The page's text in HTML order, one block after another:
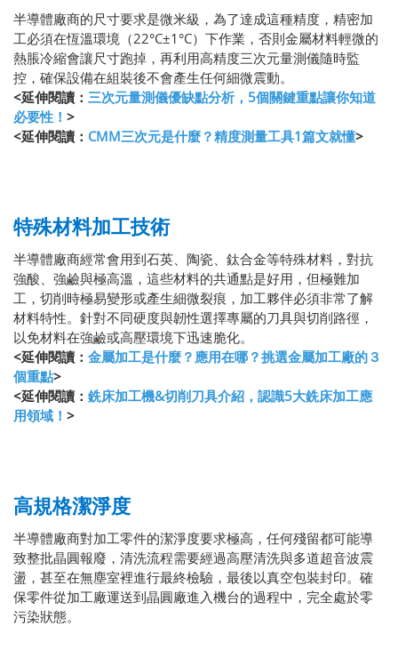
半導體廠商的尺寸要求是微米級，為了達成這種精度，精密加
工必須在恆溫環境（22°C±1°C）下作業，否則金屬材料輕微的
熱脹冷縮會讓尺寸跑掉，再利用高精度三次元量測儀隨時監
控，確保設備在組裝後不會產生任何細微震動。
<延伸閱讀： 三次元量測儀優缺點分析，5個關鍵重點讓你知道
必要性！ >
<延伸閱讀： CMM三次元是什麼？精度測量工具1篇文就懂>
特殊材料加工技術
半導體廠商經常會用到石英、陶瓷、鈦合金等特殊材料，對抗
強酸、強鹼與極高溫，這些材料的共通點是好用，但極難加
工，切削時極易變形或產生細微裂痕，加工夥伴必須非常了解
材料特性。針對不同硬度與韌性選擇專屬的刀具與切削路徑，
以免材料在強鹼或高壓環境下迅速脆化。
<延伸閱讀： 金屬加工是什麼？應用在哪？挑選金屬加工廠的３
個重點>
<延伸閱讀： 銑床加工機&切削刀具介紹，認識5大銑床加工應
用領域！ >
高規格潔淨度
半導體廠商對加工零件的潔淨度要求極高，任何殘留都可能導
致整批晶圓報廢，清洗流程需要經過高壓清洗與多道超音波震
盪，甚至在無塵室裡進行最終檢驗，最後以真空包裝封印。確
保零件從加工廠運送到晶圓廠進入機台的過程中，完全處於零
污染狀態。